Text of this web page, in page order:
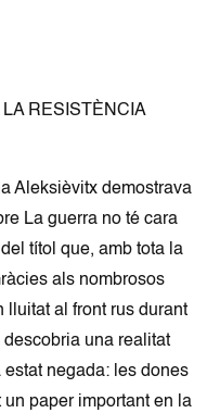
RESISTÈNCIA
Aleksièvitx demostrava
La guerra no té cara
títol que, amb tota la
als nombrosos
lluitat al front rus durant
descobria una realitat
negada: les dones
paper important en la